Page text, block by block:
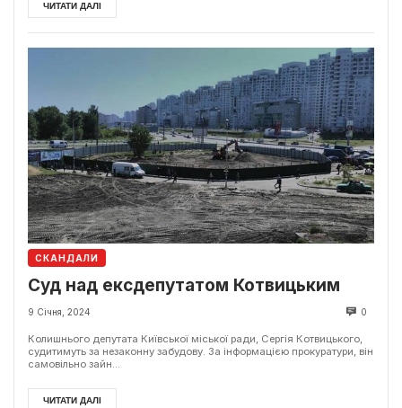
ЧИТАТИ ДАЛІ
СКАНДАЛИ
Суд над ексдепутатом Котвицьким
9 Січня, 2024 0
Колишнього депутата Київської міської ради, Сергія Котвицького,
судитимуть за незаконну забудову. За інформацією прокуратури, він
самовільно зайн...
ЧИТАТИ ДАЛІ